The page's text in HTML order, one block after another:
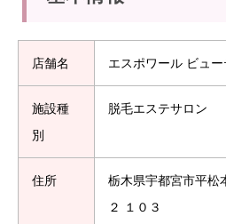
店舗名 エスポワール ビュ
施設種
別
脱毛エステサロン
住所
栃木県宇都宮市平松
２ １０３